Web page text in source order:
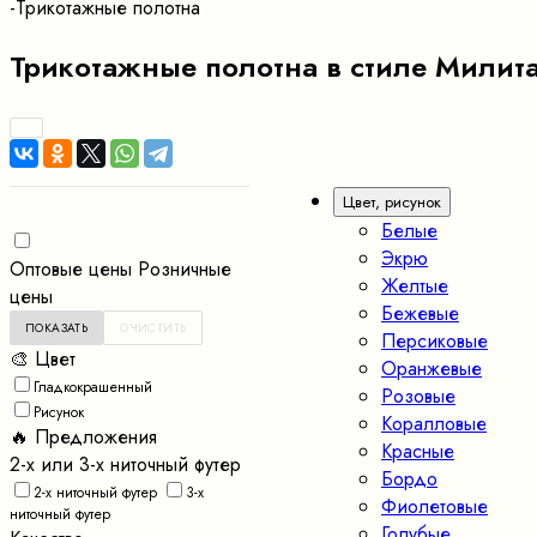
-Трикотажные полотна
Трикотажные полотна в стиле
Оптовые цены Розничные
цены
🎨 Цвет
Гладкокрашенный
Рисунок
🔥 Предложения
2-х или 3-х ниточный футер
2-х ниточный футер
3-х
ниточный футер
Цвет, рисунок
Белые
Экрю
Желтые
Бежевые
Персиковые
Оранжевые
Розовые
Коралловые
Красные
Бордо
Фиолетовые